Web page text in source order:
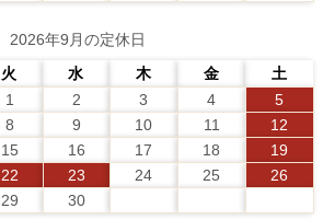
2026年9月の定休日
火 水 木 金
土
1
2 3 4
5
8 9 10 11
12
15 16 17 18
19
22 23 24 25
26
29 30